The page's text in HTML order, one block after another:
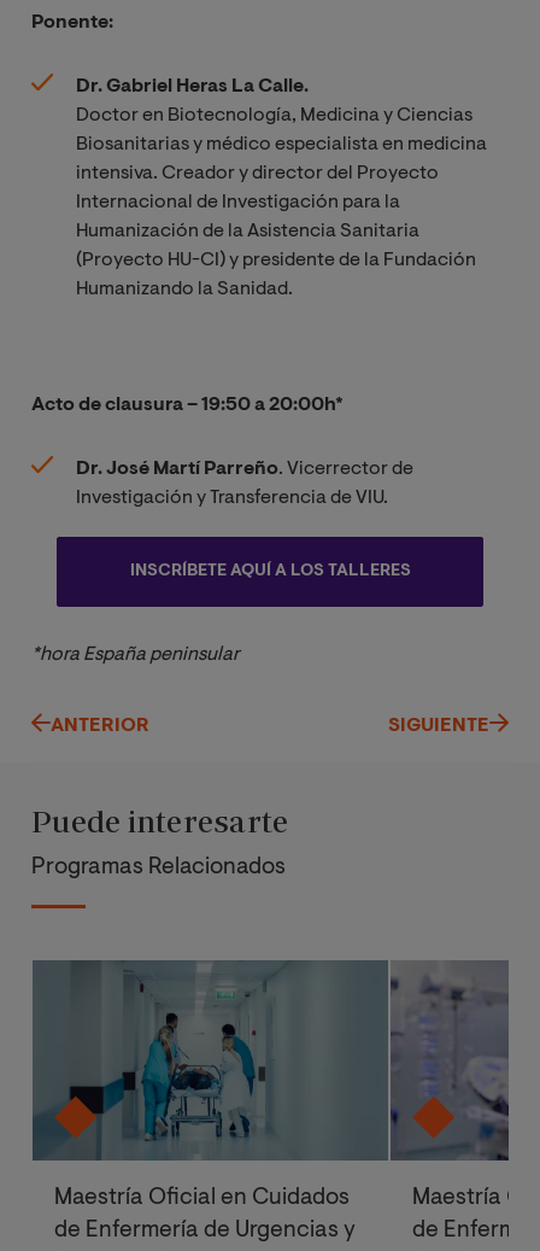
Ponente:
Dr. Gabriel Heras La Calle.
Doctor en Biotecnología, Medicina y Ciencias
Biosanitarias y médico especialista en medicina
intensiva. Creador y director del Proyecto
Internacional de Investigación para la
Humanización de la Asistencia Sanitaria
(Proyecto HU-CI) y presidente de la Fundación
Humanizando la Sanidad.
Acto de clausura – 19:50 a 20:00h*
Dr. José Martí Parreño. Vicerrector de
Investigación y Transferencia de VIU.
INSCRÍBETE AQUÍ A LOS TALLERES
*hora España peninsular
ANTERIOR SIGUIENTE
Puede interesarte
Programas Relacionados
Maestría Oficial en Cuidados
de Enfermería de Urgencias y
Maestría
de